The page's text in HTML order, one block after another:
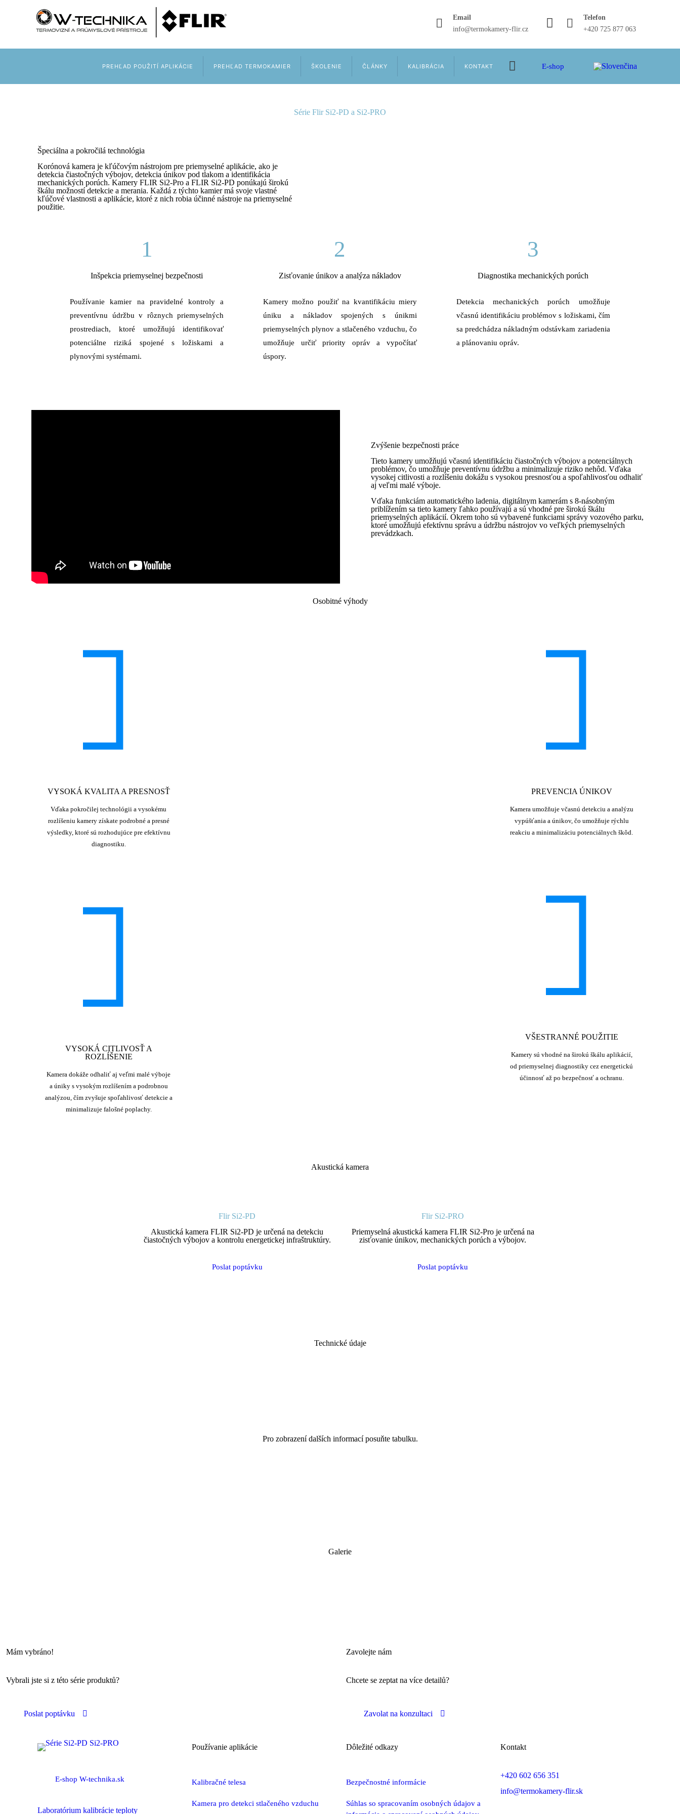
Email
info@termokamery-flir.cz
Telefon
+420 725 877 063
PREHĽAD POUŽITÍ APLIKÁCIE PREHĽAD TERMOKAMIER ŠKOLENIE ČLÁNKY KALIBRÁCIA KONTAKT E-shop
Série Flir Si2-PD a Si2-PRO
Špeciálna a pokročilá technológia
Korónová kamera je kľúčovým nástrojom pre priemyselné aplikácie, ako je
detekcia čiastočných výbojov, detekcia únikov pod tlakom a identifikácia
mechanických porúch. Kamery FLIR Si2-Pro a FLIR Si2-PD ponúkajú širokú
škálu možností detekcie a merania. Každá z týchto kamier má svoje vlastné
kľúčové vlastnosti a aplikácie, ktoré z nich robia účinné nástroje na priemyselné
použitie.
1
Inšpekcia priemyselnej bezpečnosti
Používanie kamier na pravidelné kontroly a
preventívnu údržbu v rôznych priemyselných
prostrediach, ktoré umožňujú identifikovať
potenciálne riziká spojené s ložiskami a
plynovými systémami.
2
Zisťovanie únikov a analýza nákladov
Kamery možno použiť na kvantifikáciu miery
úniku a nákladov spojených s únikmi
priemyselných plynov a stlačeného vzduchu, čo
umožňuje určiť priority opráv a vypočítať
úspory.
3
Diagnostika mechanických porúch
Detekcia mechanických porúch umožňuje
včasnú identifikáciu problémov s ložiskami, čím
sa predchádza nákladným odstávkam zariadenia
a plánovaniu opráv.
Zvýšenie bezpečnosti práce
Tieto kamery umožňujú včasnú identifikáciu čiastočných výbojov a potenciálnych
problémov, čo umožňuje preventívnu údržbu a minimalizuje riziko nehôd. Vďaka
vysokej citlivosti a rozlíšeniu dokážu s vysokou presnosťou a spoľahlivosťou odhaliť
aj veľmi malé výboje.
Vďaka funkciám automatického ladenia, digitálnym kamerám s 8-násobným
priblížením sa tieto kamery ľahko používajú a sú vhodné pre širokú škálu
priemyselných aplikácií. Okrem toho sú vybavené funkciami správy vozového parku,
ktoré umožňujú efektívnu správu a údržbu nástrojov vo veľkých priemyselných
prevádzkach.
Osobitné výhody
VYSOKÁ KVALITA A PRESNOSŤ
Vďaka pokročilej technológii a vysokému
rozlíšeniu kamery získate podrobné a presné
výsledky, ktoré sú rozhodujúce pre efektívnu
diagnostiku.
VYSOKÁ CITLIVOSŤ A
ROZLÍŠENIE
Kamera dokáže odhaliť aj veľmi malé výboje
a úniky s vysokým rozlíšením a podrobnou
analýzou, čím zvyšuje spoľahlivosť detekcie a
minimalizuje falošné poplachy.
PREVENCIA ÚNIKOV
Kamera umožňuje včasnú detekciu a analýzu
vypúšťania a únikov, čo umožňuje rýchlu
reakciu a minimalizáciu potenciálnych škôd.
VŠESTRANNÉ POUŽITIE
Kamery sú vhodné na širokú škálu aplikácií,
od priemyselnej diagnostiky cez energetickú
účinnosť až po bezpečnosť a ochranu.
Akustická kamera
Flir Si2-PD
Akustická kamera FLIR Si2-PD je určená na detekciu
čiastočných výbojov a kontrolu energetickej infraštruktúry.
Poslat poptávku
Flir Si2-PRO
Priemyselná akustická kamera FLIR Si2-Pro je určená na
zisťovanie únikov, mechanických porúch a výbojov.
Poslat poptávku
Technické údaje
Pro zobrazení dalších informací posuňte tabulku.
Galerie
Mám vybráno!
Vybrali jste si z této série produktů?
Poslat poptávku
Zavolejte nám
Chcete se zeptat na více detailů?
Zavolat na konzultaci
E-shop W-technika.sk
Laboratórium kalibrácie teploty
Používanie aplikácie
Kalibračné telesa
Kamera pro detekci stlačeného vzduchu
Dôležité odkazy
Bezpečnostné informácie
Súhlas so spracovaním osobných údajov a
Kontakt
+420 602 656 351
info@termokamery-flir.sk